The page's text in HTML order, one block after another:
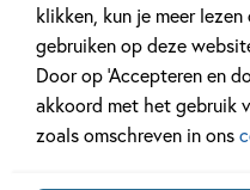
klikken, kun je meer
gebruiken op deze
Door op ‘Accepteren en
akkoord met het gebruik
zoals omschreven in ons
Achtergrond